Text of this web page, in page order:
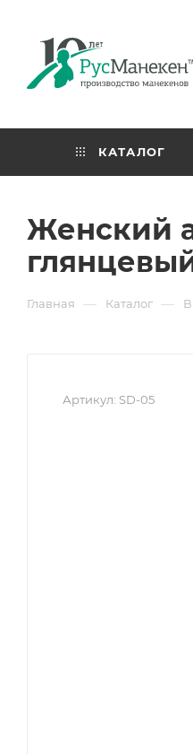
КАТАЛОГ
Женский
Главная — Каталог —
Артикул: SD-05